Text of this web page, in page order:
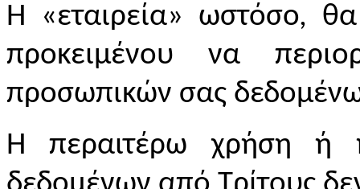
Η «εταιρεία» ωστόσο,
προκειμένου να
προσωπικών σας
Η περαιτέρω χρήση ή